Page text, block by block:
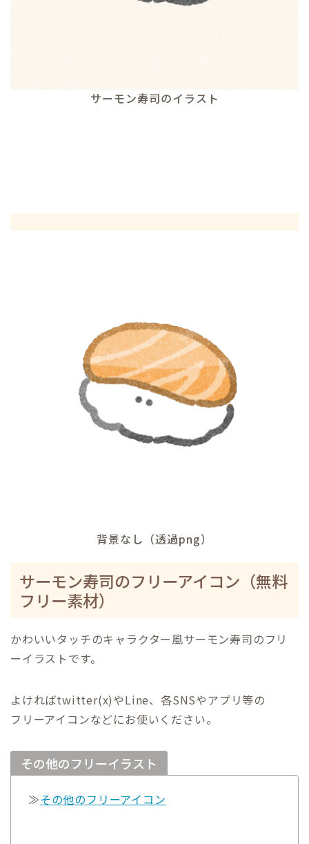
サーモン寿司のイラスト
背景なし（透過png）
サーモン寿司のフリーアイコン（無料
フリー素材）
かわいいタッチのキャラクター風サーモン寿司のフリ
ーイラストです。
よければtwitter(x)やLine、各SNSやアプリ等の
フリーアイコンなどにお使いください。
その他のフリーイラスト
≫その他のフリーアイコン